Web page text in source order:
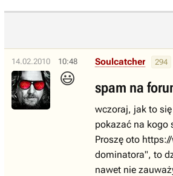
14.02.2010 10:48
😃
Soulcatcher 294
spam na
wczoraj, jak to
pokazać na kogo
Proszę oto
dominatora", to
nawet nie